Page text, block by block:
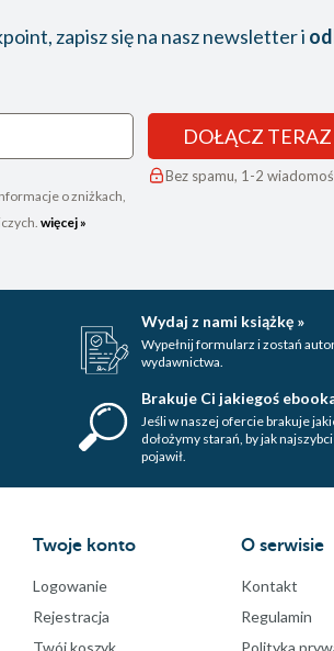
zapisz się na nasz newsletter i
o zniżkach,
więcej »
DOŁĄCZ TERAZ
Bez spamu, 1-2
Wydaj z nami książkę »
Wypełnij formularz i zostań
wydawnictwa.
Brakuje Ci jakiegoś
Jeśli w naszej ofercie brakuje
dołożymy starań, by jak
pojawił.
Twoje konto
Logowanie
Rejestracja
Twój koszyk
O serwisie
Kontakt
Regulamin
Polityka